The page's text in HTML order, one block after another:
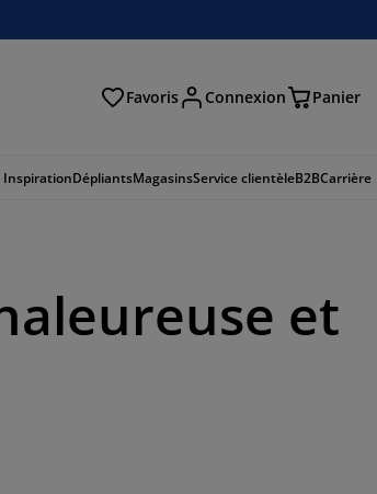
Favoris Connexion Panier
InspirationDépliantsMagasinsService clientèleB2BCarrière
et